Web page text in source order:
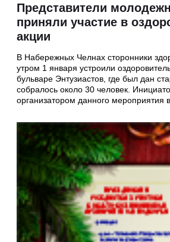
Представители
приняли участие в
акции
В Набережных Челнах сторонники
утром 1 января устроили
бульваре Энтузиастов, где был дан
собралось около 30 человек.
организатором данного мероприятия